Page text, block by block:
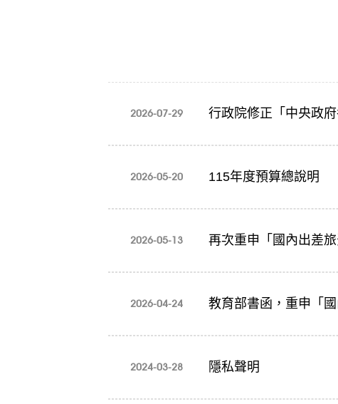
2026-07-29 行政院修正「中央政
2026-05-20 115年度預算總說明
2026-05-13 再次重申「國內出差
2026-04-24 教育部書函，重申「
2024-03-28 隱私聲明